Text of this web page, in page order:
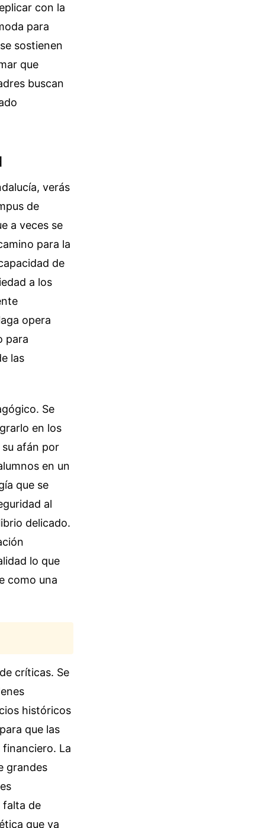
con la
para
sostienen
que
buscan
verás
de
a veces se
para la
de
a los
opera
para
las
Se
en los
afán por
en un
que se
al
delicado.
lo que
como una
críticas. Se
históricos
que las
La
grandes
falta de
que ya